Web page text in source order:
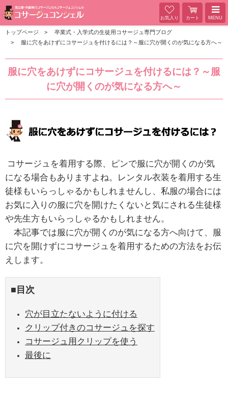
お気入り カート MENU
トップページ
卒業式・入学式の生徒用コサージュ専門ブログ
服に穴をあけずにコサージュを付けるには？～服に穴が開くのが気になる方へ～
服に穴をあけずにコサージュを付けるには？～服
に穴が開くのが気になる方へ～
コサージュを着用する際、ピンで服に穴が開くのが気
になる場合もありますよね。
レンタル衣装を着用する生
徒様もいらっしゃるかもしれませんし、私服の場合には
お気に入りの服に穴を開けたくないと気にされる生徒様
や先生方もいらっしゃるかもしれません。
本記事では服に穴が開くのが気になる方へ向けて、服
に穴を開けずにコサージュを着用するための方法をお伝
えします。
■目次
穴が目立たないように付ける
クリップ付きのコサージュを探す
コサージュ用クリップを使う
最後に